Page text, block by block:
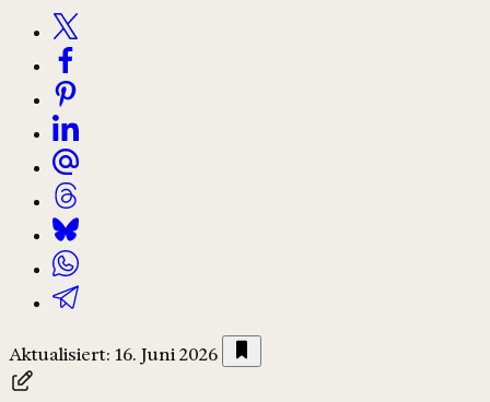
Aktualisiert: 16. Juni 2026